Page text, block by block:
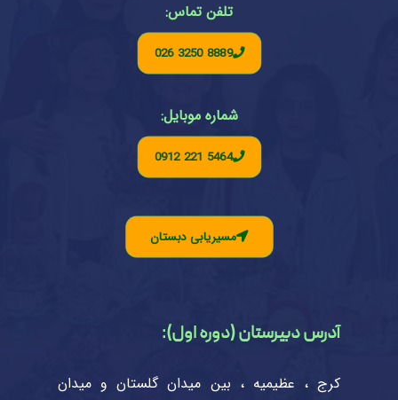
تلفن تماس:
026 3250 8889
شماره موبایل:
0912 221 5464
مسیریابی دبستان
آدرس دبیرستان (دوره اول):
کرج ، عظیمیه ، بین میدان گلستان و میدان